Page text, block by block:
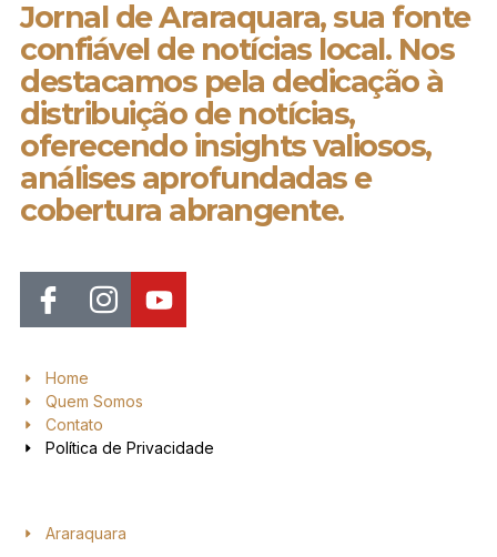
Jornal de Araraquara, sua fonte
confiável de notícias local. Nos
destacamos pela dedicação à
distribuição de notícias,
oferecendo insights valiosos,
análises aprofundadas e
cobertura abrangente.
Home
Quem Somos
Contato
Política de Privacidade
Araraquara